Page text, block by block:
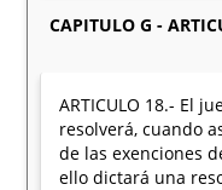
CAPITULO G -
ARTICULO 18.- El
resolverá, cuando
de las exenciones
ello dictará una